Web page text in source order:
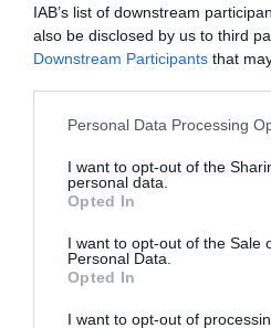
IAB’s list of downstream
also be disclosed by us to third
Downstream Participants that
Personal Data Processing
I want to opt-out of the
personal data.
Opted In
I want to opt-out of the Sale
Personal Data.
Opted In
I want to opt-out of